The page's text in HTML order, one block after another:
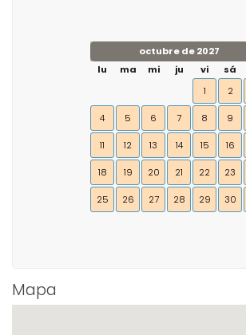
octubre de 2027
lu
ma mi ju vi sá
1
2
4 5 6 7 8 9
11 12 13 14 15 16
18 19 20 21 22 23
25 26 27 28 29 30
Mapa